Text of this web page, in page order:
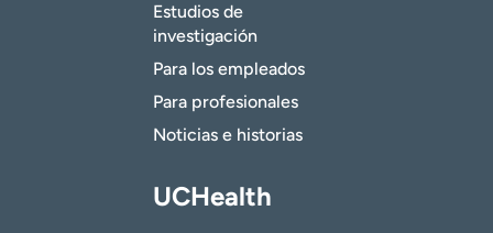
Estudios de
investigación
Para los empleados
Para profesionales
Noticias e historias
UCHealth